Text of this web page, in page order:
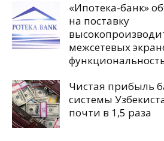
«Ипотека-банк»
на поставку
межсетевых
Чистая прибыль
системы
почти в 1,5 раза